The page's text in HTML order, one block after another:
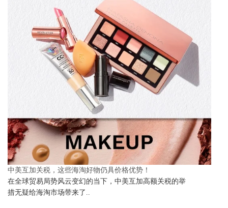
中美互加关税，这些海淘好物仍具价格优势！
在全球贸易局势风云变幻的当下，中美互加高额关税的举
措无疑给海淘市场带来了..